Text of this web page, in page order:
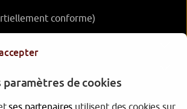
conforme)
paramètres de cookies
ses partenaires utilisent des cookies sur